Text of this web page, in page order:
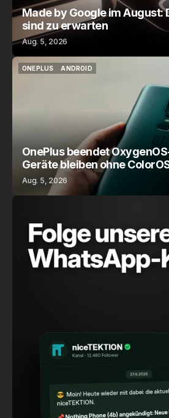
Made by Google im August:
sind zu erwarten
Aug. 5, 2026
ONEPLUS
ANDROID
OnePlus beendet
Geräte bleiben ohne
Aug. 5, 2026